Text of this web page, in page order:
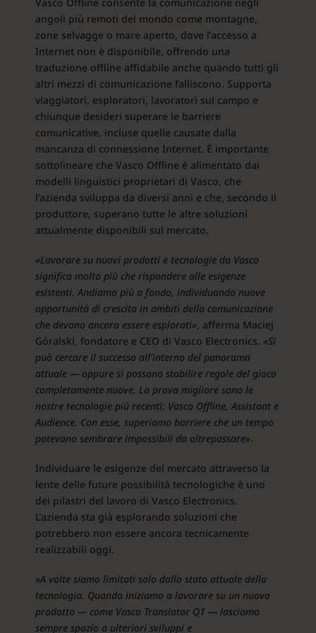
angoli più remoti del mondo come montagne,
zone selvagge o mare aperto, dove l’accesso a
Internet non è disponibile, offrendo una
traduzione offline affidabile anche quando tutti gli
altri mezzi di comunicazione falliscono. Supporta
viaggiatori, esploratori, lavoratori sul campo e
chiunque desideri superare le barriere
comunicative, incluse quelle causate dalla
mancanza di connessione Internet. È importante
sottolineare che Vasco Offline è alimentato dai
modelli linguistici proprietari di Vasco, che
l’azienda sviluppa da diversi anni e che, secondo il
produttore, superano tutte le altre soluzioni
attualmente disponibili sul mercato.
«Lavorare su nuovi prodotti e tecnologie da Vasco
significa molto più che rispondere alle esigenze
esistenti. Andiamo più a fondo, individuando nuove
opportunità di crescita in ambiti della comunicazione
che devono ancora essere esplorati», afferma Maciej
Góralski, fondatore e CEO di Vasco Electronics. «Si
può cercare il successo all’interno del panorama
attuale — oppure si possono stabilire regole del gioco
completamente nuove. La prova migliore sono le
nostre tecnologie più recenti: Vasco Offline, Assistant e
Audience. Con esse, superiamo barriere che un tempo
potevano sembrare impossibili da oltrepassare».
Individuare le esigenze del mercato attraverso la
lente delle future possibilità tecnologiche è uno
dei pilastri del lavoro di Vasco Electronics.
L’azienda sta già esplorando soluzioni che
potrebbero non essere ancora tecnicamente
realizzabili oggi.
«A volte siamo limitati solo dallo stato attuale della
tecnologia. Quando iniziamo a lavorare su un nuovo
prodotto — come Vasco Translator Q1 — lasciamo
sempre spazio a ulteriori sviluppi e